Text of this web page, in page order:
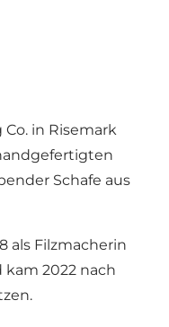
in Risemark
Schafe aus
als Filzmacherin
2022 nach